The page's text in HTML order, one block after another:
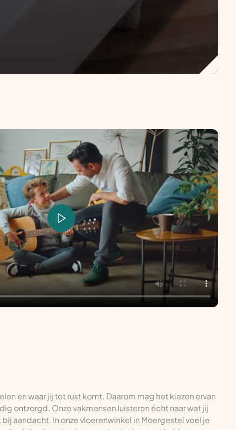
en waar jij tot rust komt. Daarom mag het kiezen ervan
ontzorgd. Onze vakmensen luisteren écht naar wat jij
aandacht. In onze vloerenwinkel in Moergestel voel je